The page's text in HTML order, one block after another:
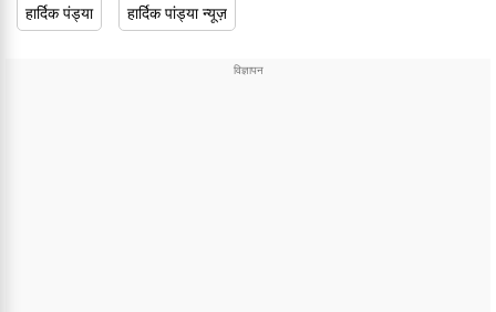
हार्दिक पंड्या हार्दिक पांड्या न्यूज़